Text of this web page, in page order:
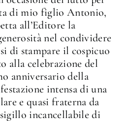
di mio figlio Antonio,
all’Editore la
nel condividere
di stampare il cospicuo
alla celebrazione del
anniversario della
intensa di una
e quasi fraterna da
incancellabile di